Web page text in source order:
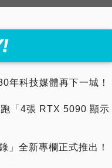
年科技媒體再下一城！
「4張 RTX 5090 顯示
」全新專欄正式推出！